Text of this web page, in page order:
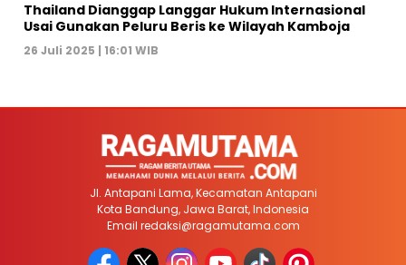
Thailand Dianggap Langgar Hukum Internasional
Usai Gunakan Peluru Beris ke Wilayah Kamboja
26 Juli 2025 | 16:01 WIB
Jl. Antapani Lama, Kecamatan Antapani
Kota Bandung, Jawa Barat, Indonesia
Email redaksi@ragamutama.com